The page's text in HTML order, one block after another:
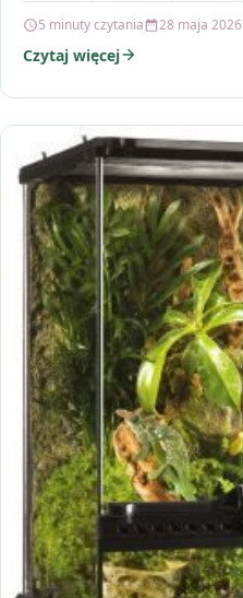
5 minuty czytania 28 maja 2026
Czytaj więcej